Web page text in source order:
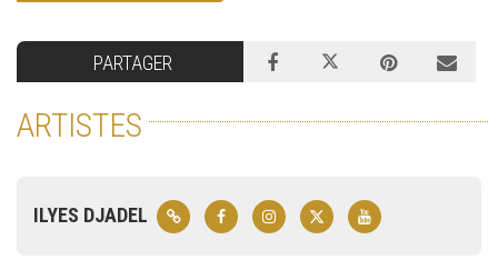
PARTAGER
ARTISTES
ILYES DJADEL